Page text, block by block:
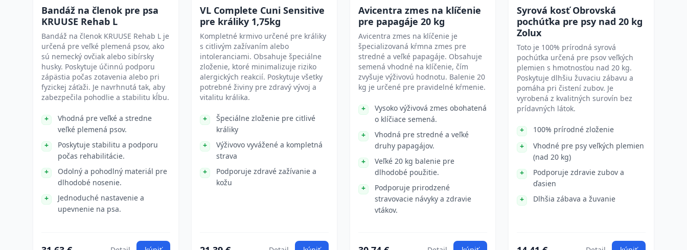
Bandáž na členok pre psa
KRUUSE Rehab L
Bandáž na členok KRUUSE Rehab L je
určená pre veľké plemená psov, ako
sú nemecký ovčiak alebo sibírsky
husky. Poskytuje účinnú podporu
zápästia počas zotavenia alebo pri
fyzickej záťaži. Je navrhnutá tak, aby
zabezpečila pohodlie a stabilitu kĺbu.
Vhodná pre veľké a stredne
veľké plemená psov.
Poskytuje stabilitu a podporu
počas rehabilitácie.
Odolný a pohodlný materiál pre
dlhodobé nosenie.
Jednoduché nastavenie a
upevnenie na psa.
VL Complete Cuni Sensitive
pre králiky 1,75kg
Kompletné krmivo určené pre králiky
s citlivým zažívaním alebo
intoleranciami. Obsahuje špeciálne
zloženie, ktoré minimalizuje riziko
alergických reakcií. Poskytuje všetky
potrebné živiny pre zdravý vývoj a
vitalitu králika.
Špeciálne zloženie pre citlivé
králiky
Výživovo vyvážené a kompletná
strava
Podporuje zdravé zažívanie a
kožu
Avicentra zmes na klíčenie
pre papagáje 20 kg
Avicentra zmes na klíčenie je
špecializovaná kŕmna zmes pre
stredné a veľké papagáje. Obsahuje
semená vhodné na klíčenie, čím
zvyšuje výživovú hodnotu. Balenie 20
kg je určené pre pravidelné kŕmenie.
Vysoko výživová zmes obohatená
o klíčiace semená.
Vhodná pre stredné a veľké
druhy papagájov.
Veľké 20 kg balenie pre
dlhodobé použitie.
Podporuje prirodzené
stravovacie návyky a zdravie
vtákov.
Syrová kosť Obrovská
pochúťka pre psy nad 20 kg
Zolux
Toto je 100% prírodná syrová
pochúťka určená pre psov veľkých
plemien s hmotnosťou nad 20 kg.
Poskytuje dlhšiu žuvaciu zábavu a
pomáha pri čistení zubov. Je
vyrobená z kvalitných surovín bez
prídavných látok.
100% prírodné zloženie
Vhodné pre psy veľkých plemien
(nad 20 kg)
Podporuje zdravie zubov a
ďasien
Dlhšia zábava a žuvanie